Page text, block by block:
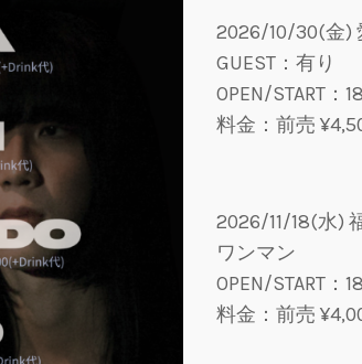
2026/10/30(金)
GUEST：有り
OPEN/START：
料金：前売
2026/11/18(水)
ワンマン
OPEN/START：
料金：前売